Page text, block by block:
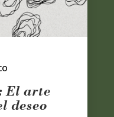
El arte
deseo